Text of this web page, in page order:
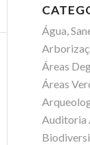
Água,
Áreas
Áreas
Auditoria